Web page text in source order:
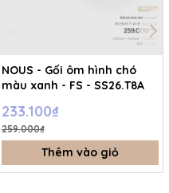
NOUS - Gối ôm hình chó
màu xanh - FS - SS26.T8A
233.100₫
259.000₫
Thêm vào giỏ